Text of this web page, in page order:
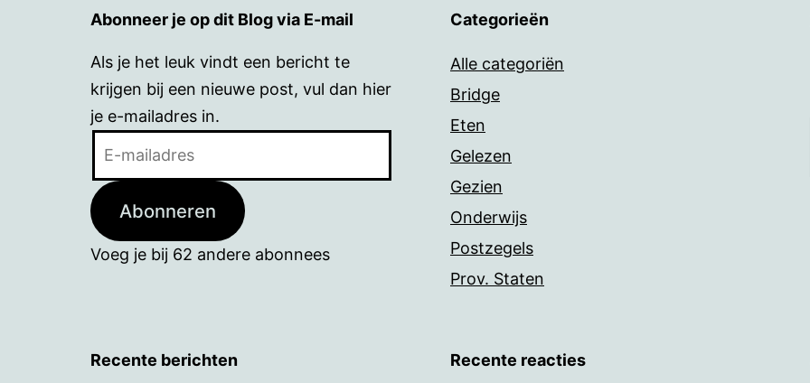
Abonneer je op dit Blog via E-mail
Als je het leuk vindt een bericht te
krijgen bij een nieuwe post, vul dan hier
je e-mailadres in.
Abonneren
Voeg je bij 62 andere abonnees
Categorieën
Alle categoriën
Bridge
Eten
Gelezen
Gezien
Onderwijs
Postzegels
Prov. Staten
Recente berichten Recente reacties